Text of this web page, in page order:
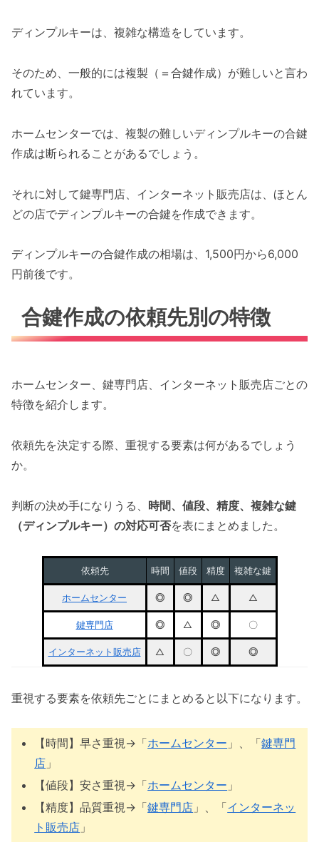
ディンプルキーは、複雑な構造をしています。
そのため、一般的には複製（＝合鍵作成）が難しいと言わ
れています。
ホームセンターでは、複製の難しいディンプルキーの合鍵
作成は断られることがあるでしょう。
それに対して鍵専門店、インターネット販売店は、ほとん
どの店でディンプルキーの合鍵を作成できます。
ディンプルキーの合鍵作成の相場は、1,500円から6,000
円前後です。
合鍵作成の依頼先別の特徴
ホームセンター、鍵専門店、インターネット販売店ごとの
特徴を紹介します。
依頼先を決定する際、重視する要素は何があるでしょう
か。
判断の決め手になりうる、 時間、値段、精度、複雑な鍵
（ディンプルキー）の対応可否を表にまとめました。
依頼先 時間 値段 精度 複雑な鍵
ホームセンター ◎ ◎ △ △
鍵専門店 ◎ △ ◎ 〇
インターネット販売店 △ 〇 ◎ ◎
重視する要素を依頼先ごとにまとめると以下になります。
【時間】早さ重視→「ホームセンター 」、「鍵専門
店 」
【値段】安さ重視→「ホームセンター 」
【精度】品質重視→「鍵専門店 」、「インターネッ
ト販売店 」